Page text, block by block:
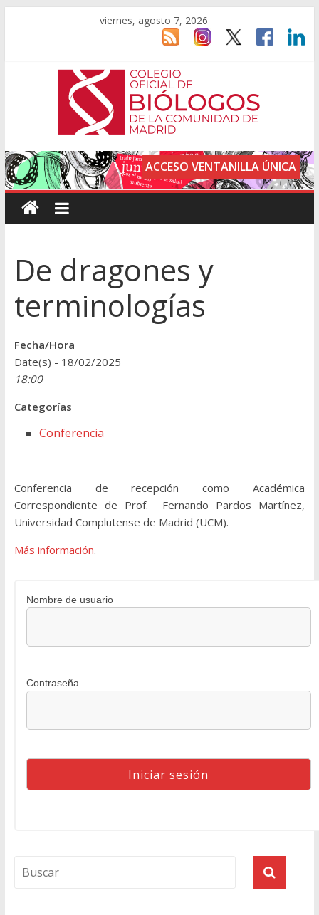
viernes, agosto 7, 2026
ACCESO VENTANILLA ÚNICA
De dragones y
terminologías
Fecha/Hora
Date(s) - 18/02/2025
18:00
Categorías
Conferencia
Conferencia de recepción como Académica
Correspondiente de Prof. Fernando Pardos Martínez,
Universidad Complutense de Madrid (UCM).
Más información.
Nombre de usuario
Contraseña